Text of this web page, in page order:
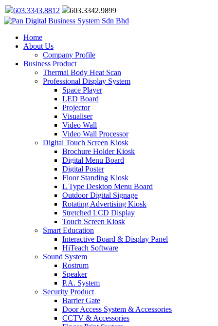
603.3343.8812 603.3342.9899
Home
About Us
Company Profile
Business Product
Thermal Body Heat Scan
Professional Display System
Space Player
LED Board
Projector
Visualiser
Video Wall
Video Wall Processor
Digital Touch Screen Kiosk
Brochure Holder Kiosk
Digital Menu Board
Digital Poster
Floor Standing Kiosk
L Type Desktop Menu Board
Outdoor Digital Signage
Rotating Advertising Kiosk
Stretched LCD Display
Touch Screen Kiosk
Smart Education
Interactive Board & Display Panel
HiTeach Software
Sound System
Rostrum
Speaker
P.A. System
Security Product
Barrier Gate
Door Access System & Accessories
CCTV & Accessories